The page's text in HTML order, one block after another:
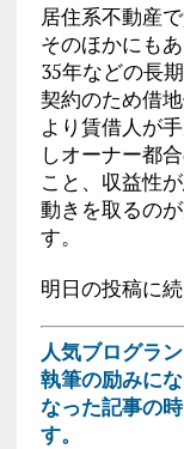
居住系不動産
そのほかにも
35年などの長
契約のため借
より賃借人が
しオーナー都
こと、収益性
動きを取るの
す。
明日の投稿に続
人気ブログラ
執筆の励みに
なった記事の
す。